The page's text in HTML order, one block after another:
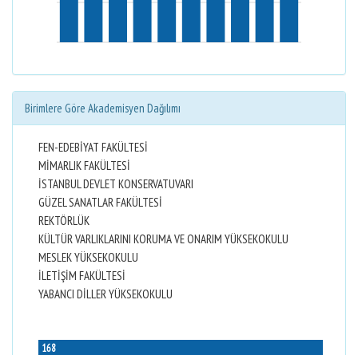
Birimlere Göre Akademisyen Dağılımı
FEN-EDEBİYAT FAKÜLTESİ
MİMARLIK FAKÜLTESİ
İSTANBUL DEVLET KONSERVATUVARI
GÜZEL SANATLAR FAKÜLTESİ
REKTÖRLÜK
KÜLTÜR VARLIKLARINI KORUMA VE ONARIM YÜKSEKOKULU
MESLEK YÜKSEKOKULU
İLETİŞİM FAKÜLTESİ
YABANCI DİLLER YÜKSEKOKULU
168